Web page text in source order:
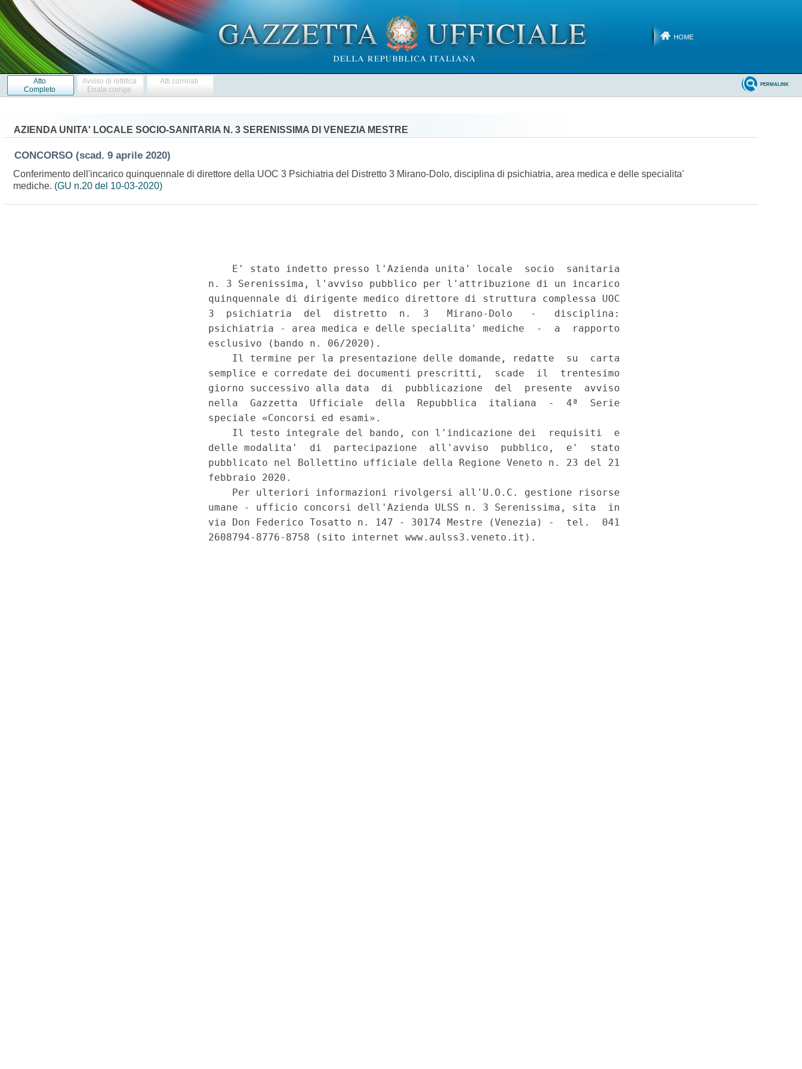
HOME
Atto
Completo
Avviso di rettifica
Errata corrige
Atti correlati PERMALINK
AZIENDA UNITA' LOCALE SOCIO-SANITARIA N. 3 SERENISSIMA DI VENEZIA MESTRE
CONCORSO (scad. 9 aprile 2020)
Conferimento dell'incarico quinquennale di direttore della UOC 3 Psichiatria del Distretto 3 Mirano-Dolo, disciplina di psichiatria, area medica e delle specialita'
mediche. (GU n.20 del 10-03-2020)